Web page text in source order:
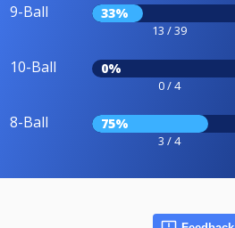
9-Ball 33%
13 / 39
10-Ball 0%
0 / 4
8-Ball 75%
3 / 4